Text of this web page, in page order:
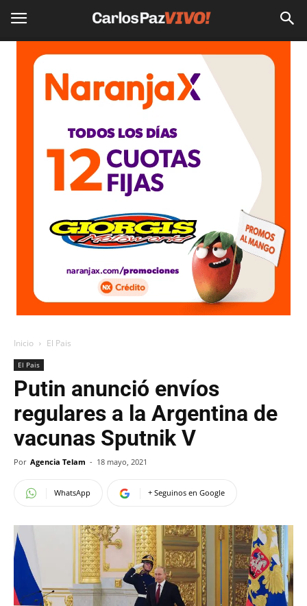
Inicio El Pais
El Pais
Putin anunció envíos
regulares a la Argentina de
vacunas Sputnik V
Por Agencia Telam - 18 mayo, 2021
WhatsApp + Seguinos en Google